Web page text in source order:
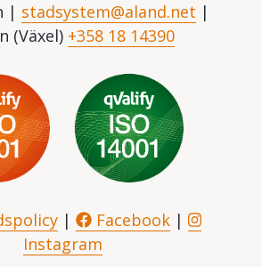
| stadsystem@aland.net |
(Växel) +358 18 14390
| Facebook|
Instagram